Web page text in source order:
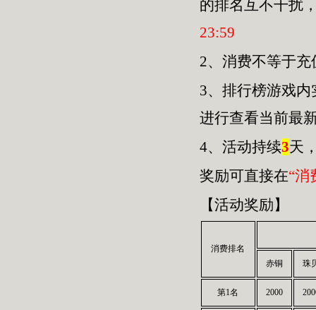
的排名互不干扰
23:59
2、消费不等于
3、排行榜游戏
进行查看当前最
4、活动持续3天
奖励可直接在“消
【活动奖励】
消费排名
赤铜
珠
第1名 2000